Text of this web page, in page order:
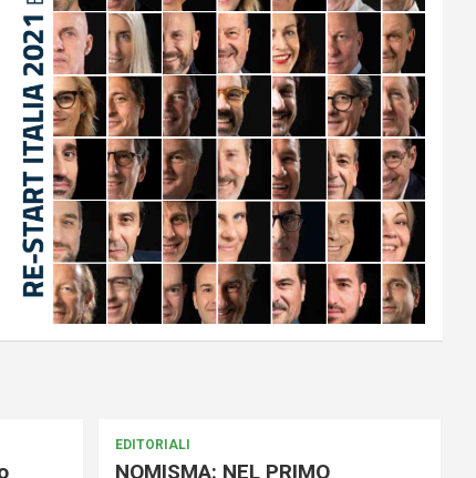
EDITORIALI
NOMISMA: NEL PRIMO